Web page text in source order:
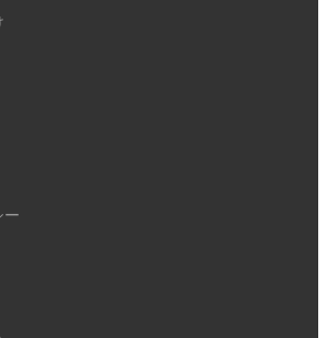
ー